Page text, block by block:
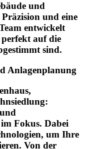
und
und eine
entwickelt
perfekt auf die
sind.
Anlagenplanung
Fokus. Dabei
um Ihre
Von der